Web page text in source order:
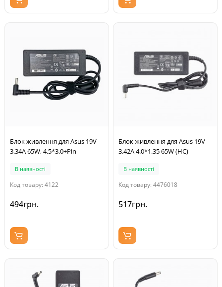
Блок живлення для Asus 19V
3.34A 65W, 4.5*3.0+Pin
В наявності
Код товару: 4122
494грн.
Блок живлення для Asus 19V
3.42A 4.0*1.35 65W (HC)
В наявності
Код товару: 4476018
517грн.